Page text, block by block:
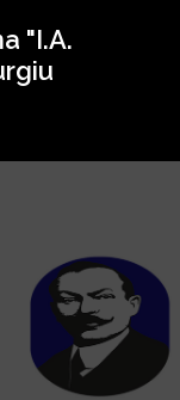
"I.A.